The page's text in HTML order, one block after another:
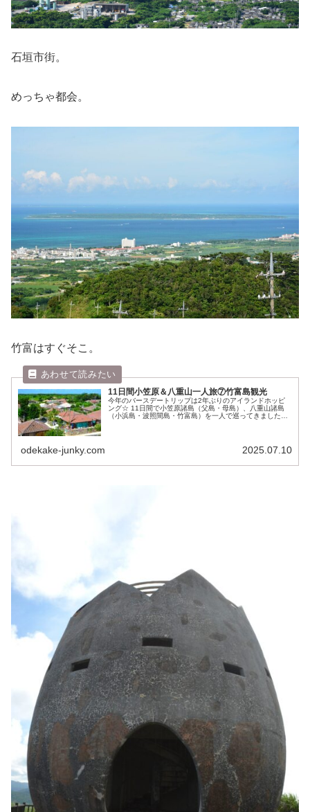
石垣市街。
めっちゃ都会。
竹富はすぐそこ。
11日間小笠原＆八重山一人旅⑦竹富島観光
今年のバースデートリップは2年ぶりのアイランドホッピ
ング☆ 11日間で小笠原諸島（父島・母島）、八重山諸島
（小浜島・波照間島・竹富島）を一人で巡ってきました。
odekake-junky.com 2025.07.10